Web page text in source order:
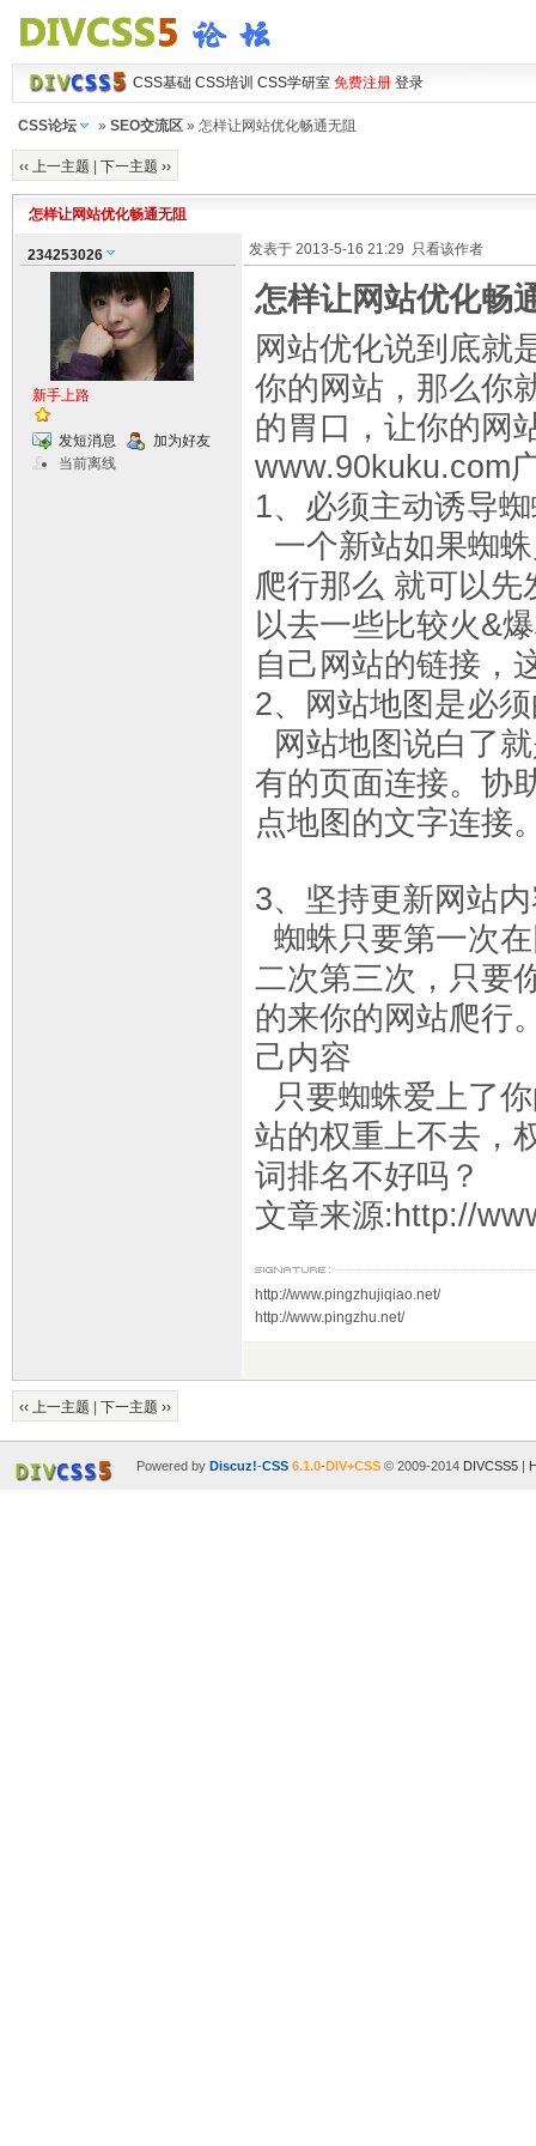
CSS基础 CSS培训 CSS学研室 免费注册 登录
CSS论坛 » SEO交流区» 怎样让网站优化畅通无阻
‹‹ 上一主题 下一主题 ››
怎样让网站优化畅通无阻
234253026
新手上路
发短消息
加为好友
当前离线
发表于 2013-5-16 21:29 只看该作者
怎样让网站优化畅
网站优化说到底就
你的网站，那么你
的胃口，让你的网
www.90kuku.com
1、必须主动诱导
一个新站如果蜘
爬行那么 就可以
以去一些比较火&
自己网站的链接，
2、网站地图是必
网站地图说白了
有的页面连接。协
点地图的文字连接
3、坚持更新网站
蜘蛛只要第一次
二次第三次，只要
的来你的网站爬行
己内容
只要蜘蛛爱上了
站的权重上不去，
词排名不好吗？
文章来源:http://
http://www.pingzhujiqiao.net/
http://www.pingzhu.net/
‹‹ 上一主题 下一主题 ››
Powered by Discuz!-CSS 6.1.0-DIV+CSS© 2009-2014 DIVCSS5|